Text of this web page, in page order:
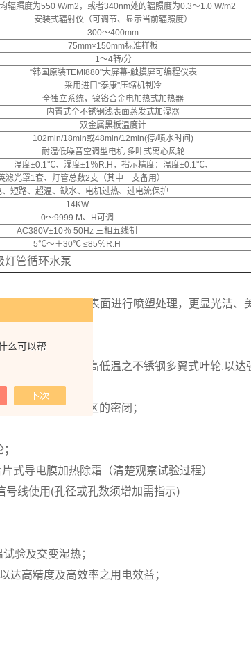
么可以帮
辐照度为550 W/m2，或者340nm处的辐照度为0.3～1.0 W/m2
安装式辐射仪（可调节、显示当前辐照度）
300～400mm
75mm×150mm标准样板
1～4转/分
“韩国原装TEMI880"大屏幕-触摸屏可编程仪表
采用进口“泰康"压缩机制冷
全独立系统，镍铬合金电加热式加热器
内置式全不锈钢浅表面蒸发式加湿器
双金属黑板温度计
102min/18min或48min/12min(停/喷水时间)
耐温低噪音空调型电机.多叶式离心风轮
温度±0.1℃、湿度±1％R.H，指示精度：温度±0.1℃、
滤光罩1套、灯管总数2支（其中一支备用）
、短路、超温、缺水、电机过热、过电流保护
14KW
0～9999 M、H可调
AC380V±10％ 50Hz 三相五线制
5℃～＋30℃ ≤85％R.H
管循环水泵
加工成型，外壳表面进行喷塑处理，更显光洁、
；
轴风扇电机，耐高低温之不锈钢多翼式叶轮,以达
封条以确保测试区的密闭；
式导电膜加热除霜（清楚观察试验过程）
号线使用(孔径或孔数须增加需指示)
验及交变湿热；
达高精度及高效率之用电效益；